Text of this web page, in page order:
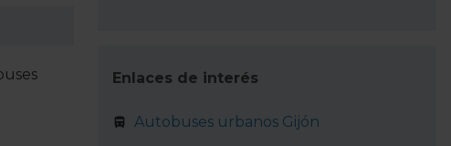
Enlaces de interés
Autobuses urbanos Gijón